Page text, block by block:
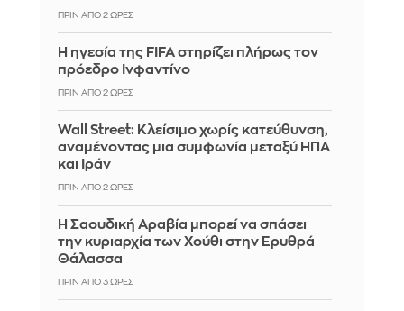
ΠΡΙΝ ΑΠΌ 2 ΏΡΕΣ
Η ηγεσία της FIFA στηρίζει πλήρως τον
πρόεδρο Ινφαντίνο
ΠΡΙΝ ΑΠΌ 2 ΏΡΕΣ
Wall Street: Κλείσιμο χωρίς κατεύθυνση,
αναμένοντας μια συμφωνία μεταξύ ΗΠΑ
και Ιράν
ΠΡΙΝ ΑΠΌ 2 ΏΡΕΣ
Η Σαουδική Αραβία μπορεί να σπάσει
την κυριαρχία των Χούθι στην Ερυθρά
Θάλασσα
ΠΡΙΝ ΑΠΌ 3 ΏΡΕΣ